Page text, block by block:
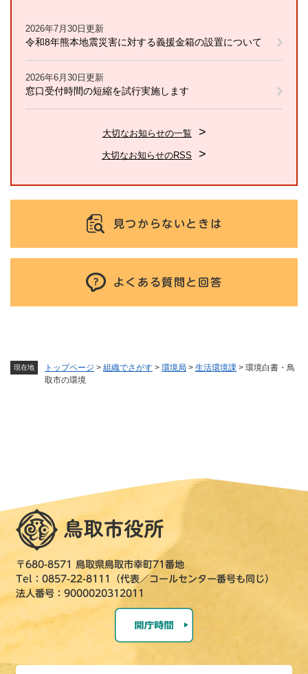
現在地 トップページ > 組織でさがす > 環境局 > 生活環境課 > 環境白書・鳥
取市の環境
2026年7月30日更新
令和8年熊本地震災害に対する義援金箱の設置について
2026年6月30日更新
窓口受付時間の短縮を試行実施します
大切なお知らせの一覧
大切なお知らせのRSS
見つからないときは
よくある質問と回答
〒680-8571 鳥取県鳥取市幸町71番地
Tel：0857-22-8111（代表／コールセンター番号も同じ）
法人番号：9000020312011